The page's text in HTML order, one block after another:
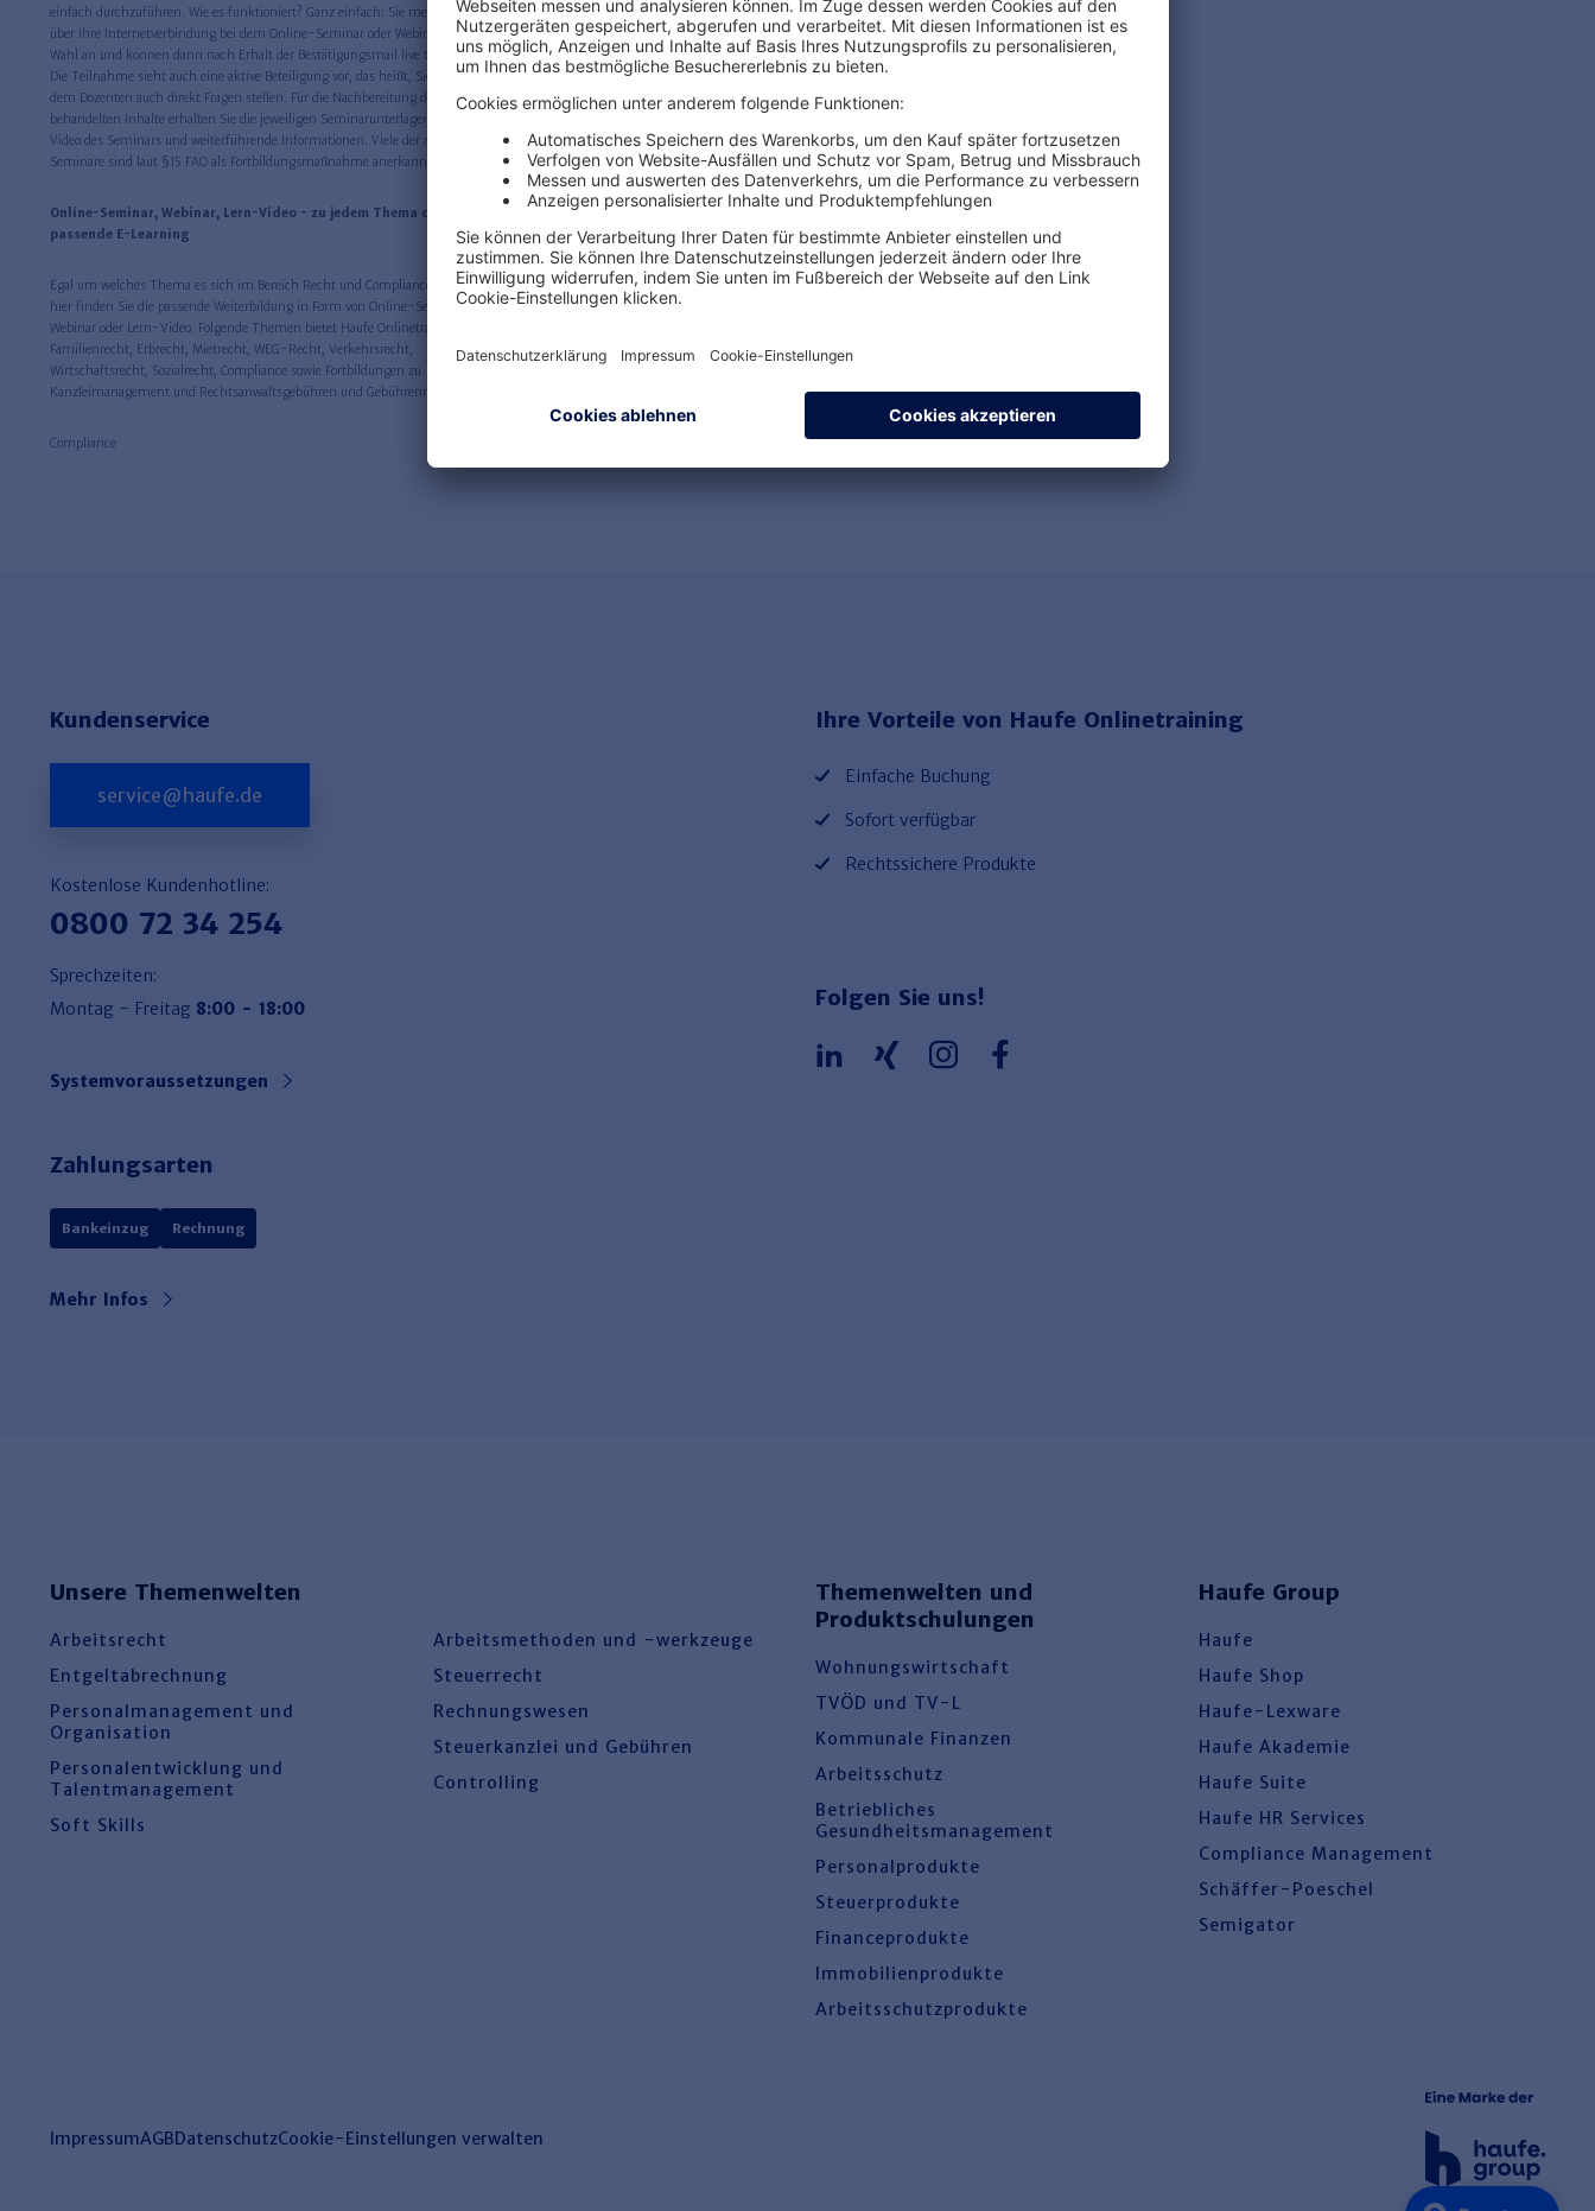
einfach durchzuführen. Wie es funktioniert? Ganz einfach: Sie melden sich
über Ihre Internetverbindung bei dem Online-Seminar oder Webinar Ihrer
Wahl an und können dann nach Erhalt der Bestätigungsmail live teilnehmen.
Die Teilnahme sieht auch eine aktive Beteiligung vor, das heißt, Sie können
dem Dozenten auch direkt Fragen stellen. Für die Nachbereitung der
behandelten Inhalte erhalten Sie die jeweiligen Seminarunterlagen sowie ein
Video des Seminars und weiterführende Informationen. Viele der angebotenen
Seminare sind laut §15 FAO als Fortbildungsmaßnahme anerkannt.
Online-Seminar, Webinar, Lern-Video - zu jedem Thema das
passende E-Learning
Egal um welches Thema es sich im Bereich Recht und Compliance handelt,
hier finden Sie die passende Weiterbildung in Form von Online-Seminar,
Webinar oder Lern-Video. Folgende Themen bietet Haufe Onlinetraining an:
Familienrecht, Erbrecht, Mietrecht, WEG-Recht, Verkehrsrecht,
Wirtschaftsrecht, Sozialrecht, Compliance sowie Fortbildungen zu
Kanzleimanagement und Rechtsanwaltsgebühren und Gebührenrecht.
Compliance
Ihre Vorteile von Haufe Onlinetraining
Einfache Buchung
Sofort verfügbar
Rechtssichere Produkte
Folgen Sie uns!
Kundenservice
service@haufe.de
Kostenlose Kundenhotline:
0800 72 34 254
Sprechzeiten:
Montag - Freitag 8:00 - 18:00
Systemvoraussetzungen
Zahlungsarten
Bankeinzug Rechnung
Mehr Infos
Unsere Themenwelten
Arbeitsrecht
Entgeltabrechnung
Personalmanagement und
Organisation
Personalentwicklung und
Talentmanagement
Soft Skills
Arbeitsmethoden und -werkzeuge
Steuerrecht
Rechnungswesen
Steuerkanzlei und Gebühren
Controlling
Themenwelten und
Produktschulungen
Wohnungswirtschaft
TVÖD und TV-L
Kommunale Finanzen
Arbeitsschutz
Betriebliches
Gesundheitsmanagement
Personalprodukte
Steuerprodukte
Financeprodukte
Immobilienprodukte
Arbeitsschutzprodukte
Haufe Group
Haufe
Haufe Shop
Haufe-Lexware
Haufe Akademie
Haufe Suite
Haufe HR Services
Compliance Management
Schäffer-Poeschel
Semigator
ImpressumAGBDatenschutzCookie-Einstellungen verwalten